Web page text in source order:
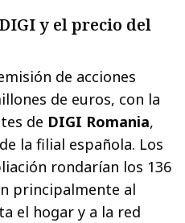
y el precio del
de acciones
de euros, con la
de DIGI Romania,
la filial española. Los
rondarían los 136
principalmente al
el hogar y a la red